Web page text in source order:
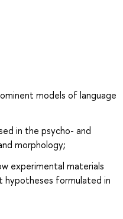
models of language
in the psycho- and
morphology;
experimental materials
formulated in